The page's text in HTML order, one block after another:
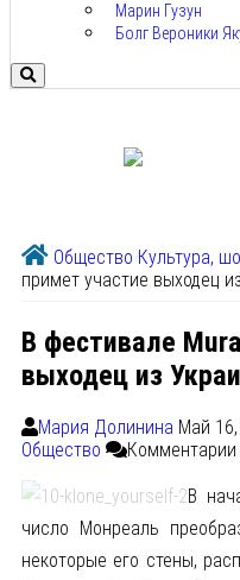
Марин Гузун
Болг Вероники
Общество Культура,
примет участие выходец
В фестивале
выходец из
Мария Долинина Май
Общество
Комментарии
В
число Монреаль
некоторые его стены,